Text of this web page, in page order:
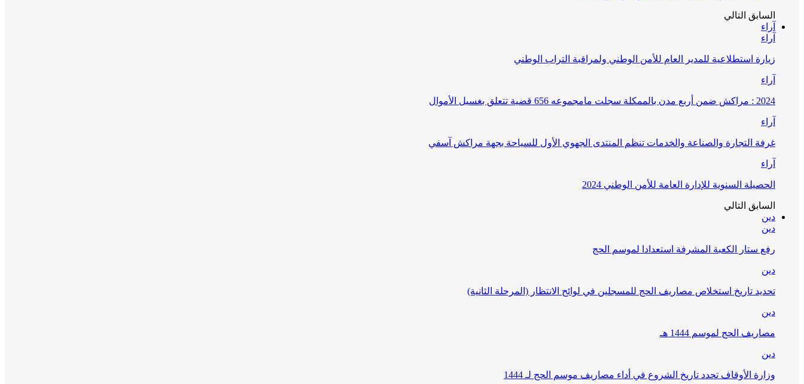
السابق التالي
آراء
آراء
زيارة استطلاعية للمدير العام للأمن الوطني ولمراقبة التراب الوطني
آراء
2024 : مراكش ضمن أربع مدن بالممكلة سجلت مامجموعه 656 قضية تتعلق بغسيل الأموال
آراء
غرفة التجارة والصناعة والخدمات تنظم المنتدى الجهوي الأول للسياحة بجهة مراكش آسفي
آراء
الحصيلة السنوية للإدارة العامة للأمن الوطني 2024
السابق التالي
دين
دين
رفع ستار الكعبة المشرفة استعدادا لموسم الحج
دين
تحديد تاريخ استخلاص مصاريف الحج للمسجلين في لوائح الانتظار (المرحلة الثانية)
دين
مصاريف الحج لموسم 1444 هـ
دين
وزارة الأوقاف تحدد تاريخ الشروع في أداء مصاريف موسم الحج لـ 1444